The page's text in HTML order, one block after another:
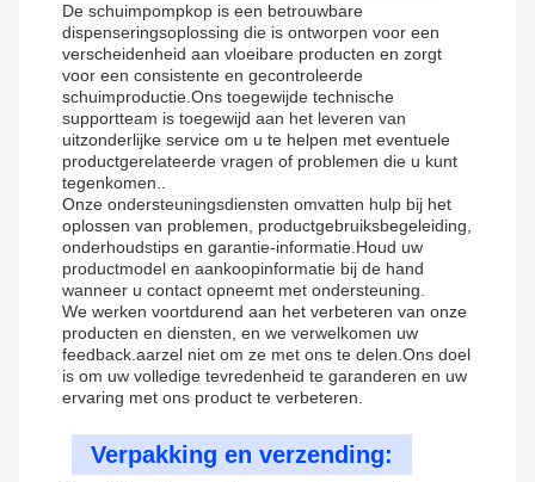
De schuimpompkop is een betrouwbare
dispenseringsoplossing die is ontworpen voor een
verscheidenheid aan vloeibare producten en zorgt
voor een consistente en gecontroleerde
schuimproductie.Ons toegewijde technische
supportteam is toegewijd aan het leveren van
uitzonderlijke service om u te helpen met eventuele
productgerelateerde vragen of problemen die u kunt
tegenkomen..
Onze ondersteuningsdiensten omvatten hulp bij het
oplossen van problemen, productgebruiksbegeleiding,
onderhoudstips en garantie-informatie.Houd uw
productmodel en aankoopinformatie bij de hand
wanneer u contact opneemt met ondersteuning.
We werken voortdurend aan het verbeteren van onze
producten en diensten, en we verwelkomen uw
feedback.aarzel niet om ze met ons te delen.Ons doel
is om uw volledige tevredenheid te garanderen en uw
ervaring met ons product te verbeteren.
Verpakking en verzending: